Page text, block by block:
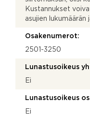
Kustannukset
asujien
Osakenumerot:
2501-3250
Lunastusoikeus
Ei
Lunastusoikeus
Ei